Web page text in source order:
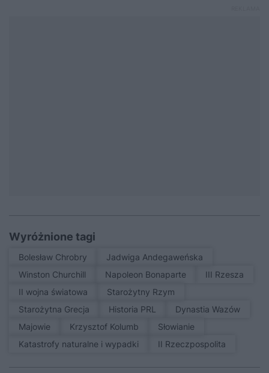
Wyróżnione tagi
Bolesław Chrobry
Jadwiga Andegaweńska
Winston Churchill
Napoleon Bonaparte
III Rzesza
II wojna światowa
Starożytny Rzym
Starożytna Grecja
Historia PRL
Dynastia Wazów
Majowie
Krzysztof Kolumb
Słowianie
Katastrofy naturalne i wypadki
II Rzeczpospolita